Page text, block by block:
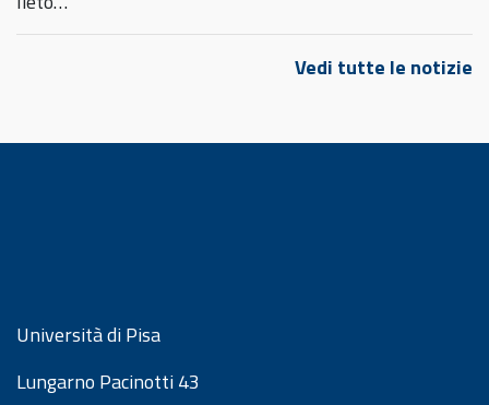
Vedi tutte le notizie
Università di Pisa
Lungarno Pacinotti 43